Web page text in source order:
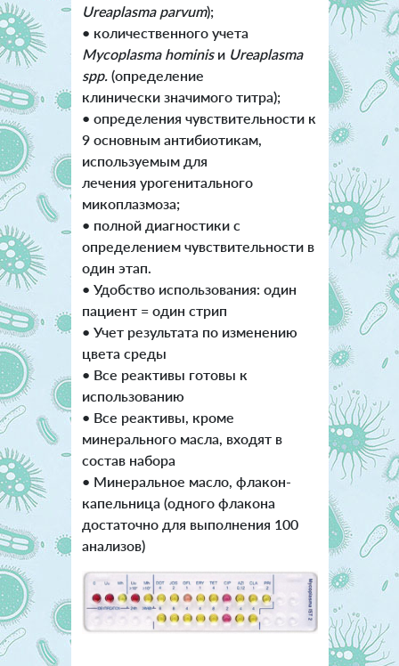
Ureaplasma parvum);
• количественного учета
Mycoplasma hominisи Ureaplasma
spp.(определение
клинически значимого титра);
• определения чувствительности к
9 основным антибиотикам,
используемым для
лечения урогенитального
микоплазмоза;
• полной диагностики с
определением чувствительности в
один этап.
• Удобство использования: один
пациент = один стрип
• Учет результата по изменению
цвета среды
• Все реактивы готовы к
использованию
• Все реактивы, кроме
минерального масла, входят в
состав набора
• Минеральное масло, флакон-
капельница (одного флакона
достаточно для выполнения 100
анализов)